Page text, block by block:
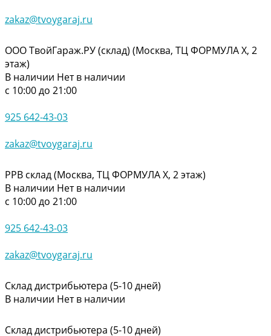
zakaz@tvoygaraj.ru
ООО ТвойГараж.РУ (склад) (Москва, ТЦ ФОРМУЛА Х, 2
этаж)
В наличии Нет в наличии
с 10:00 до 21:00
925 642-43-03
zakaz@tvoygaraj.ru
РРВ склад (Москва, ТЦ ФОРМУЛА Х, 2 этаж)
В наличии Нет в наличии
с 10:00 до 21:00
925 642-43-03
zakaz@tvoygaraj.ru
Склад дистрибьютера (5-10 дней)
В наличии Нет в наличии
Склад дистрибьютера (5-10 дней)